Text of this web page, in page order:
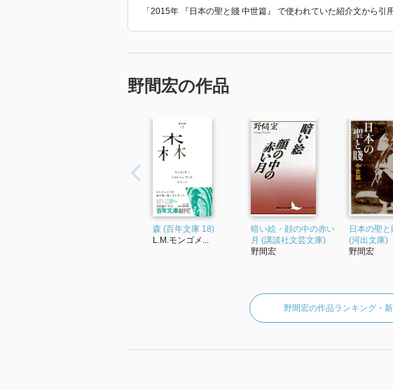
「2015年 『日本の聖と賤 中世篇』 で使われていた紹介文から引
野間宏の作品
森 (百年文庫 18)
L.M.モンゴメ...
暗い絵・顔の中の赤い
月 (講談社文芸文庫)
野間宏
日本の聖
(河出文庫)
野間宏
野間宏の作品ランキング・